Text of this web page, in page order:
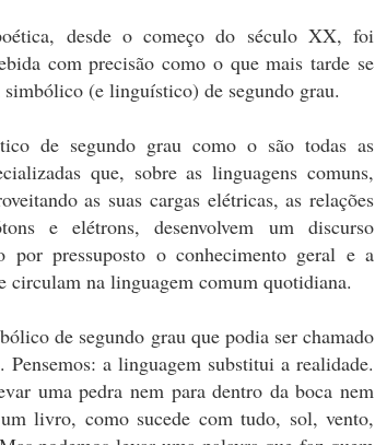
desde o começo do século XX, foi
com precisão como o que mais tarde se
simbólico (e linguístico) de segundo grau.
de segundo grau como o são todas as
que, sobre as linguagens comuns,
as suas cargas elétricas, as relações
e elétrons, desenvolvem um discurso
por pressuposto o conhecimento geral e a
circulam na linguagem comum quotidiana.
de segundo grau que podia ser chamado
Pensemos: a linguagem substitui a realidade.
uma pedra nem para dentro da boca nem
livro, como sucede com tudo, sol, vento,